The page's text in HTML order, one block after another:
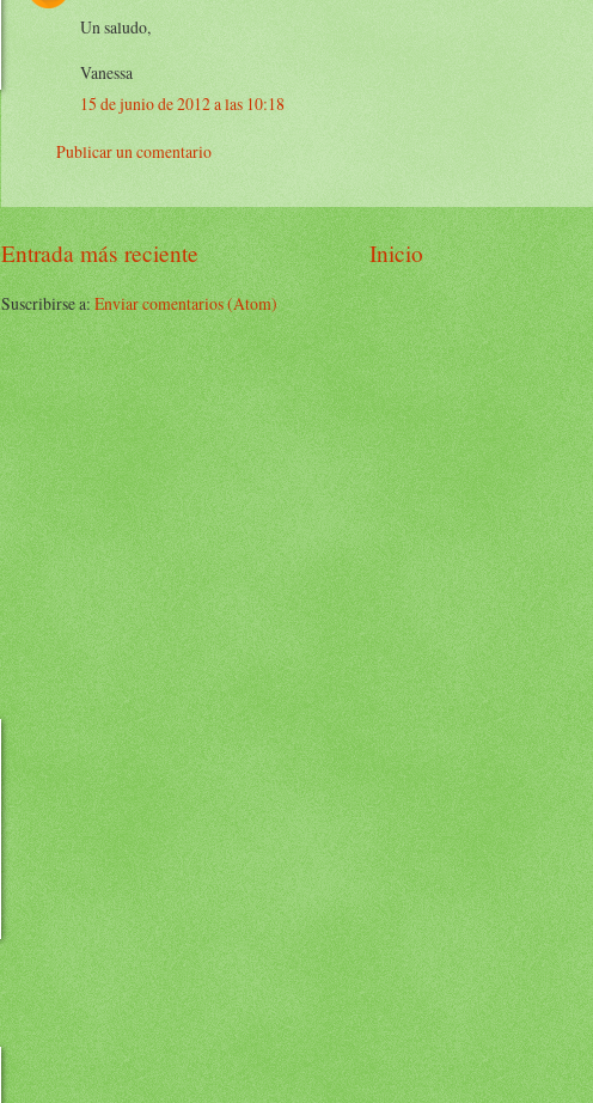
Un saludo,
Vanessa
15 de junio de 2012 a las 10:18
Publicar un comentario
Entrada más reciente Inicio
Suscribirse a:Enviar comentarios (Atom)